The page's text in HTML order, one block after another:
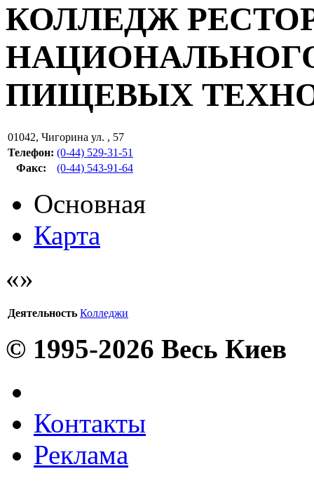
КОЛЛЕДЖ
ПИЩЕВЫХ
01042, Чигорина ул. , 57
Телефон: (0-44) 529-31-51
Факс: (0-44) 543-91-64
Основная
Карта
Деятельность Колледжи
© 1995-2026 Весь Киев
Контакты
Реклама